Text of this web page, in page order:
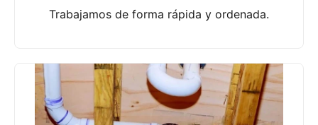
Trabajamos de forma rápida y ordenada.